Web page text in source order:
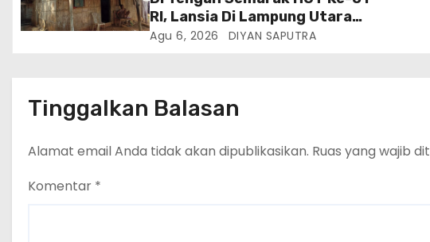
Provinsi Lampung Media
Cakrawala Tv Meminta Pemda
Lamsel Bertindak
RI, Lansia Di Lampung Utara
Hidup Memprihatinkan
Agu 6, 2026 DIYAN SAPUTRA
Tinggalkan Balasan
Alamat email Anda tidak akan dipublikasikan. Ruas yang wajib
Komentar *